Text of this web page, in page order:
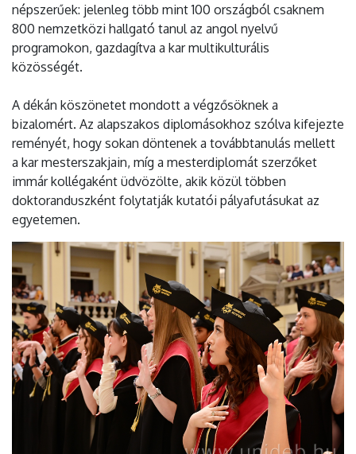
népszerűek: jelenleg több mint 100 országból csaknem
800 nemzetközi hallgató tanul az angol nyelvű
programokon, gazdagítva a kar multikulturális
közösségét.
A dékán köszönetet mondott a végzősöknek a
bizalomért. Az alapszakos diplomásokhoz szólva kifejezte
reményét, hogy sokan döntenek a továbbtanulás mellett
a kar mesterszakjain, míg a mesterdiplomát szerzőket
immár kollégaként üdvözölte, akik közül többen
doktoranduszként folytatják kutatói pályafutásukat az
egyetemen.